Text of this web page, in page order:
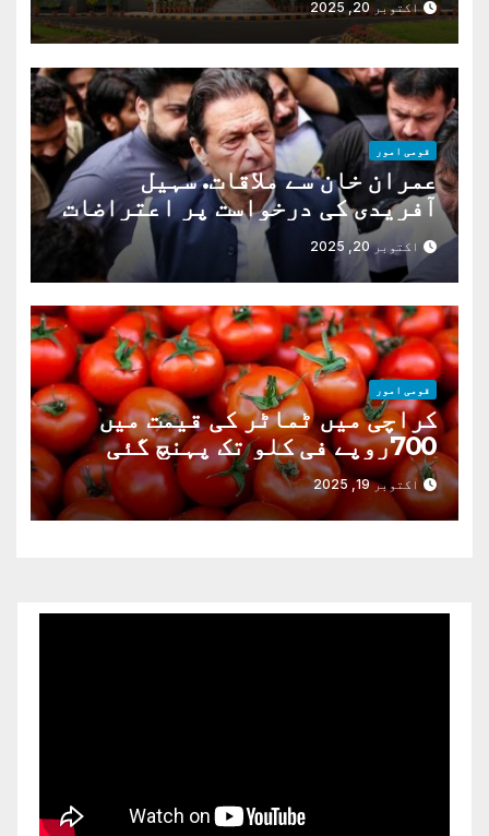
اکتوبر 20, 2025
قومی امور
عمران خان سے ملاقات. سہیل
آفریدی کی درخواست پر اعتراضات
دوراکتوبر 20, 2025
قومی امور
کراچی میں ٹماٹر کی قیمت میں
700روپے فی کلو تک پہنچ گئی
اکتوبر 19, 2025